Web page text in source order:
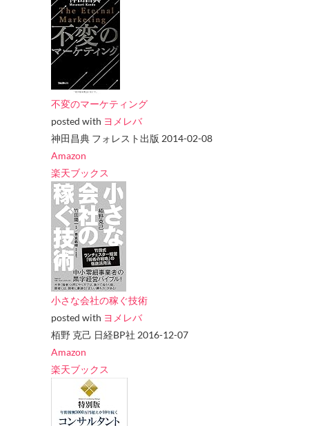
不変のマーケティング
posted with ヨメレバ
神田昌典 フォレスト出版 2014-02-08
Amazon
楽天ブックス
小さな会社の稼ぐ技術
posted with ヨメレバ
栢野 克己 日経BP社 2016-12-07
Amazon
楽天ブックス